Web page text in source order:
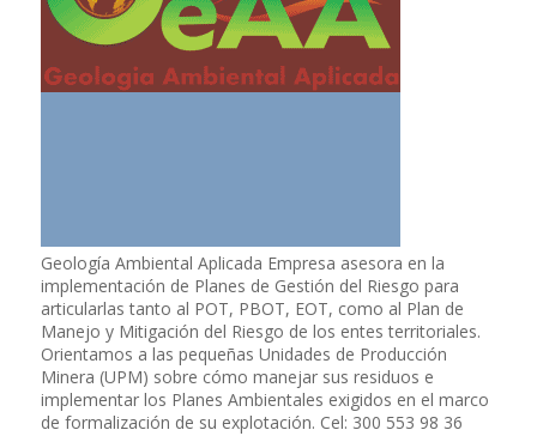
Geología Ambiental Aplicada Empresa asesora en la
implementación de Planes de Gestión del Riesgo para
articularlas tanto al POT, PBOT, EOT, como al Plan de
Manejo y Mitigación del Riesgo de los entes territoriales.
Orientamos a las pequeñas Unidades de Producción
Minera (UPM) sobre cómo manejar sus residuos e
implementar los Planes Ambientales exigidos en el marco
de formalización de su explotación. Cel: 300 553 98 36